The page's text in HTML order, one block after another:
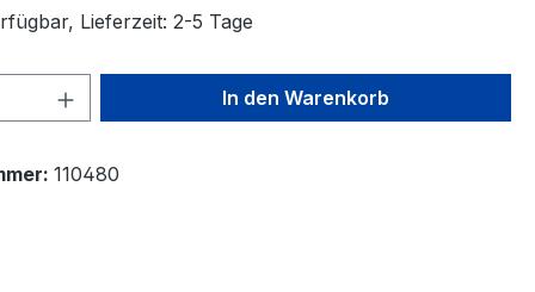
Lieferzeit: 2-5 Tage
Anzahl: Gib den gewünschten Wert
In den Warenkorb
110480